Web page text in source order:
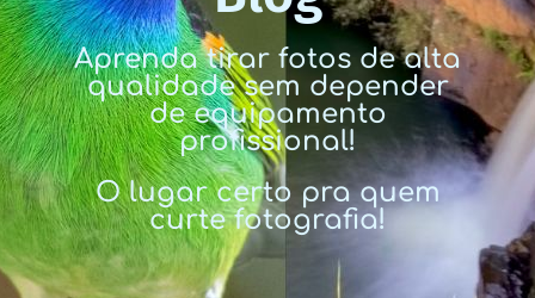
Aprenda tirar fotos de alta
qualidade sem depender
de equipamento
profissional!
O lugar certo pra quem
curte fotografia!